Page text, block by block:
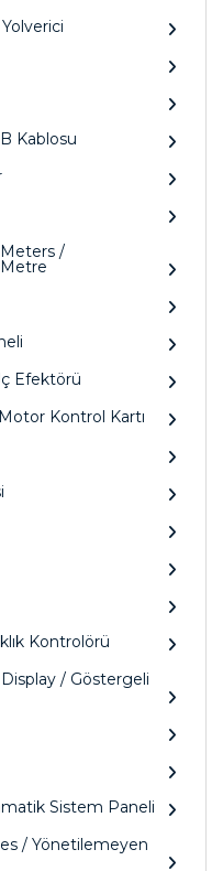
Kablosu
/
Efektörü
Kontrol Kartı
Kontrolörü
/ Göstergeli
Sistem Paneli
/ Yönetilemeyen